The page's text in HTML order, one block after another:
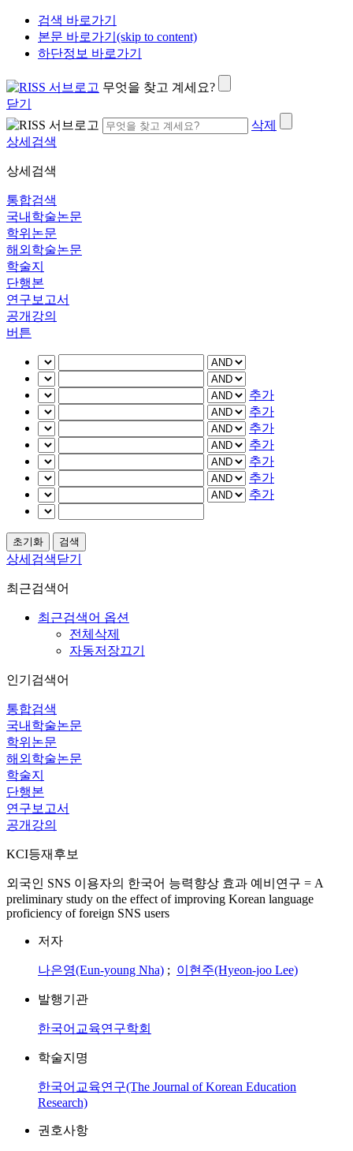
검색 바로가기
본문 바로가기(skip to content)
하단정보 바로가기
무엇을 찾고 계세요?
닫기
삭제
상세검색
상세검색
통합검색
국내학술논문
학위논문
해외학술논문
학술지
단행본
연구보고서
공개강의
버튼
추가
추가
추가
추가
추가
추가
추가
상세검색닫기
최근검색어
최근검색어 옵션
전체삭제
자동저장끄기
인기검색어
통합검색
국내학술논문
학위논문
해외학술논문
학술지
단행본
연구보고서
공개강의
KCI등재후보
외국인 SNS 이용자의 한국어 능력향상 효과 예비연구 = A
preliminary study on the effect of improving Korean language
proficiency of foreign SNS users
저자
나은영(Eun-young Nha) ; 이현주(Hyeon-joo Lee)
발행기관
한국어교육연구학회
학술지명
한국어교육연구(The Journal of Korean Education
Research)
권호사항